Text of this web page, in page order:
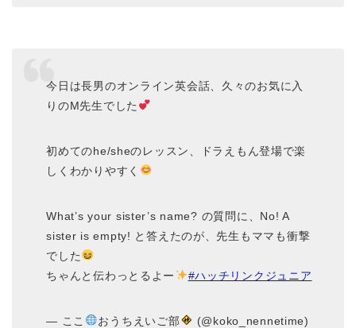
今日は長男のオンライン英会話、久々のお気に入
りのM先生でした
初めてのhe/sheのレッスン、ドラえもん登場で楽
しくわかりやすく
What’s your sister’s name? の質問に、No! A
sister is empty! と答えたのが、先生もママも衝撃
でした
ちゃんと伝わっとるよー
#ハッチリンクジュニア
— ここ おうちえいご部
(@koko_nennetime)